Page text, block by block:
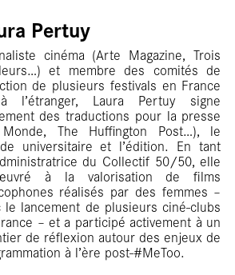
Pertuy
cinéma (Arte Magazine, Trois
et membre des comités de
de plusieurs festivals en France
l’étranger, Laura Pertuy signe
des traductions pour la presse
The Huffington Post…), le
universitaire et l’édition. En tant
du Collectif 50/50, elle
à la valorisation de films
réalisés par des femmes –
le lancement de plusieurs ciné-clubs
– et a participé activement à un
de réflexion autour des enjeux de
à l’ère post-#MeToo.